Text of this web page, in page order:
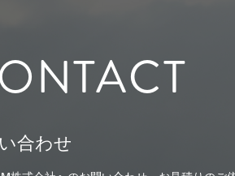
合わせ